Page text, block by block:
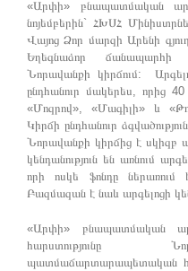
«Արփի» բնապատմական
նոյեմբերին` ՀԽՍՀ
Վայոց Ձոր մարզի Արենի
Եղեգնաձոր ճանապարհի
Նորավանքի կիրճում:
ընդհանուր մակերես, որից
«Մոզրով», «Մագիլի» և
Կիրճի ընդհանուր
Նորավանքի կիրճից է սկիզբ
կենդանություն են առնում
որի ոսկե ֆոնդը ներառում
Բազմազան է նաև արգելոցի
«Արփի» բնապատմական
հարստությունը
պատմաճարտարապետական